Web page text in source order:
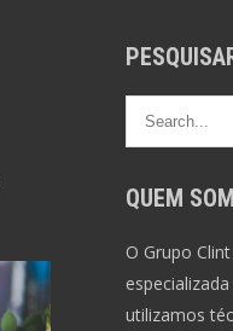
QUEM
O Grupo
utilizamos